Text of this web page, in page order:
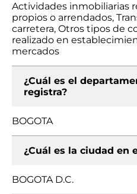
Actividades inmobiliarias
propios o arrendados,
carretera, Otros tipos de
realizado en
mercados
¿Cuál es el
registra?
BOGOTA
¿Cuál es la ciudad en
BOGOTA D.C.